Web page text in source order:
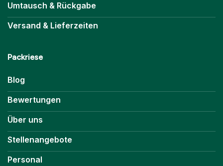
Umtausch & Rückgabe
Versand & Lieferzeiten
Packriese
Blog
Bewertungen
Über uns
Stellenangebote
Personal